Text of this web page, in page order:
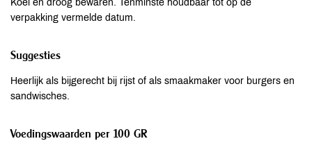
Koel en droog bewaren. Tenminste houdbaar tot op de
verpakking vermelde datum.
Suggesties
Heerlijk als bijgerecht bij rijst of als smaakmaker voor burgers en
sandwisches.
Voedingswaarden per 100 GR